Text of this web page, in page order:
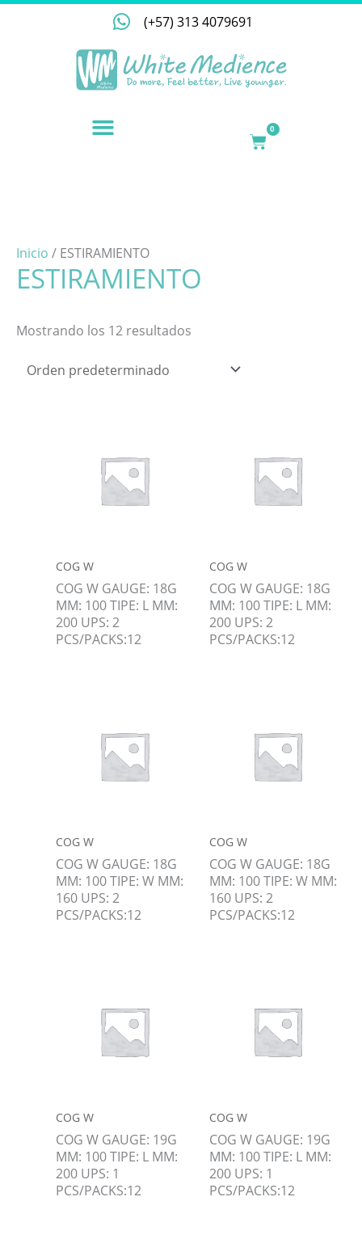
Ir
(+57) 313 4079691
0
CART
Inicio / ESTIRAMIENTO
ESTIRAMIENTO
Mostrando los 12 resultados
COG W
COG W GAUGE: 18G
MM: 100 TIPE: L MM:
200 UPS: 2
PCS/PACKS:12
COG W
COG W GAUGE: 18G
MM: 100 TIPE: L MM:
200 UPS: 2
PCS/PACKS:12
COG W
COG W GAUGE: 18G
MM: 100 TIPE: W MM:
160 UPS: 2
PCS/PACKS:12
COG W
COG W GAUGE: 18G
MM: 100 TIPE: W MM:
160 UPS: 2
PCS/PACKS:12
COG W
COG W GAUGE: 19G
MM: 100 TIPE: L MM:
200 UPS: 1
PCS/PACKS:12
COG W
COG W GAUGE: 19G
MM: 100 TIPE: L MM:
200 UPS: 1
PCS/PACKS:12